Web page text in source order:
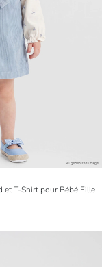
et T-Shirt pour Bébé Fille